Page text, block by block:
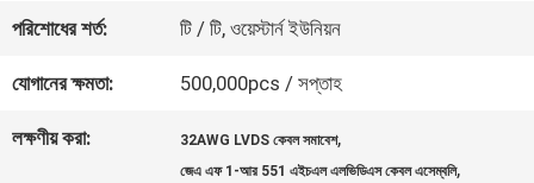
আমাদের
সাথে
যোগাযোগ
পরিশোধের শর্ত: টি / টি, ওয়েস্টার্ন ইউনিয়ন
যোগানের ক্ষমতা: 500,000pcs / সপ্তাহ
লক্ষণীয় করা: 32AWG LVDS কেবল সমাবেশ,
জেএ এফ 1-আর 551 এইচএল এলভিডিএস কেবল এসেম্বলি,